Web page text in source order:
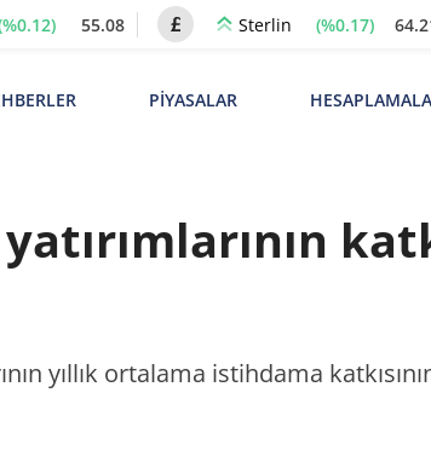
55.08 Sterlin (%0.17)
PİYASALAR
yıllık ortalama istihdama